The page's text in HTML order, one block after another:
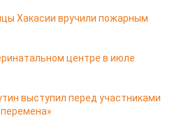
Хакасии вручили пожарным
центре в июле
выступил перед участниками